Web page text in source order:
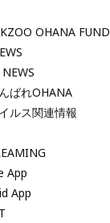
OHANA FUND
ばれOHANA
ルス関連情報
App
App